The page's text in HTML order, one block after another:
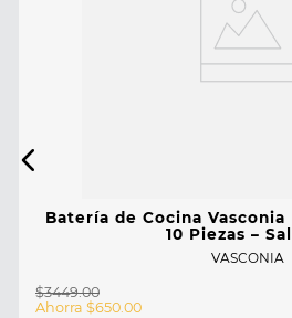
Batería de Cocina
10 Piezas –
VASCONIA
$3449.00
Ahorra $650.00